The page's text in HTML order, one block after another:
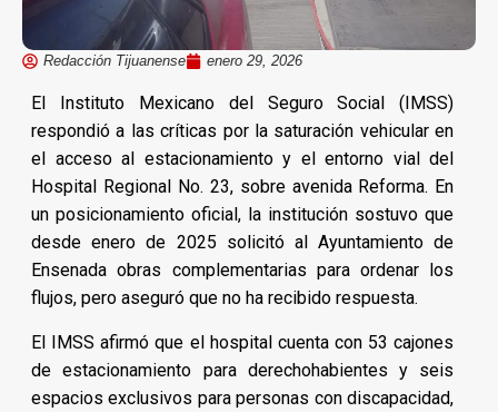
Redacción Tijuanense enero 29, 2026
El Instituto Mexicano del Seguro Social (IMSS)
respondió a las críticas por la saturación vehicular en
el acceso al estacionamiento y el entorno vial del
Hospital Regional No. 23, sobre avenida Reforma. En
un posicionamiento oficial, la institución sostuvo que
desde enero de 2025 solicitó al Ayuntamiento de
Ensenada obras complementarias para ordenar los
flujos, pero aseguró que no ha recibido respuesta.
El IMSS afirmó que el hospital cuenta con 53 cajones
de estacionamiento para derechohabientes y seis
espacios exclusivos para personas con discapacidad,